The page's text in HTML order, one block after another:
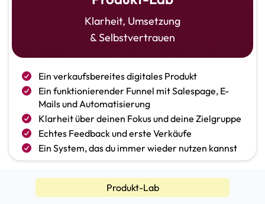
Klarheit, Umsetzung
& Selbstvertrauen
Ein verkaufsbereites digitales Produkt
Ein funktionierender Funnel mit Salespage, E-
Mails und Automatisierung
Klarheit über deinen Fokus und deine Zielgruppe
Echtes Feedback und erste Verkäufe
Ein System, das du immer wieder nutzen kannst
Produkt-Lab